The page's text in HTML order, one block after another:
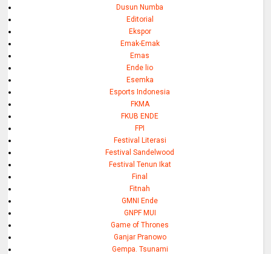
Dusun Numba
Editorial
Ekspor
Emak-Emak
Emas
Ende lio
Esemka
Esports Indonesia
FKMA
FKUB ENDE
FPI
Festival Literasi
Festival Sandelwood
Festival Tenun Ikat
Final
Fitnah
GMNI Ende
GNPF MUI
Game of Thrones
Ganjar Pranowo
Gempa. Tsunami